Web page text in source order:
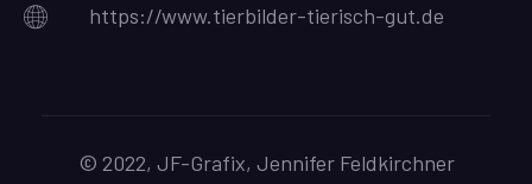
https://www.tierbilder-tierisch-gut.de
© 2022, JF-Grafix, Jennifer Feldkirchner